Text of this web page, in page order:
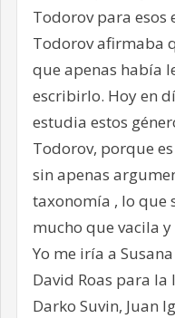
Todorov para esos
Todorov afirmaba
que apenas había
escribirlo. Hoy en
estudia estos
Todorov, porque
sin apenas
taxonomía , lo que
mucho que vacila
Yo me iría a
David Roas para
Darko Suvin, Juan